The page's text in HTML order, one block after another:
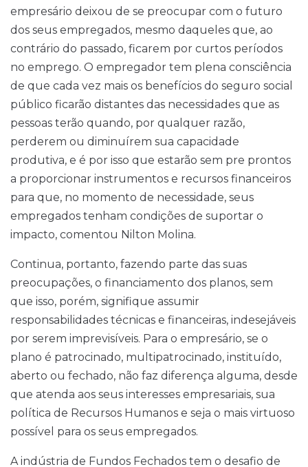
empresário deixou de se preocupar com o futuro
dos seus empregados, mesmo daqueles que, ao
contrário do passado, ficarem por curtos períodos
no emprego. O empregador tem plena consciência
de que cada vez mais os benefícios do seguro social
público ficarão distantes das necessidades que as
pessoas terão quando, por qualquer razão,
perderem ou diminuírem sua capacidade
produtiva, e é por isso que estarão sem pre prontos
a proporcionar instrumentos e recursos financeiros
para que, no momento de necessidade, seus
empregados tenham condições de suportar o
impacto, comentou Nilton Molina.
Continua, portanto, fazendo parte das suas
preocupações, o financiamento dos planos, sem
que isso, porém, signifique assumir
responsabilidades técnicas e financeiras, indesejáveis
por serem imprevisíveis. Para o empresário, se o
plano é patrocinado, multipatrocinado, instituído,
aberto ou fechado, não faz diferença alguma, desde
que atenda aos seus interesses empresariais, sua
política de Recursos Humanos e seja o mais virtuoso
possível para os seus empregados.
A indústria de Fundos Fechados tem o desafio de